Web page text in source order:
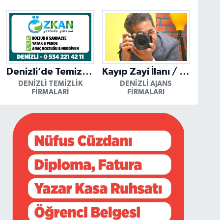
Denizli’de Temizliğin Güvenilir Adresi: Özkan Yerinde Yıkama
DENIZLI TEMIZLIK
FIRMALARI
Kayıp Zayi İlanı / Mutlu Ajans / Denizli
DENIZLI AJANS
FIRMALARI